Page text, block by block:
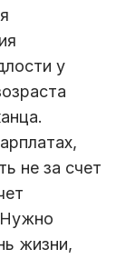
у
не за счет
Нужно
жизни,